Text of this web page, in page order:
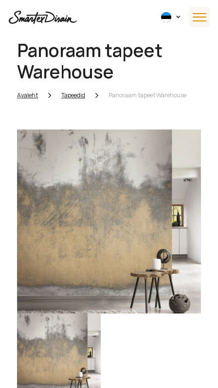
Panoraam tapeet
Warehouse
Avaleht Tapeedid Panoraam tapeet Warehouse